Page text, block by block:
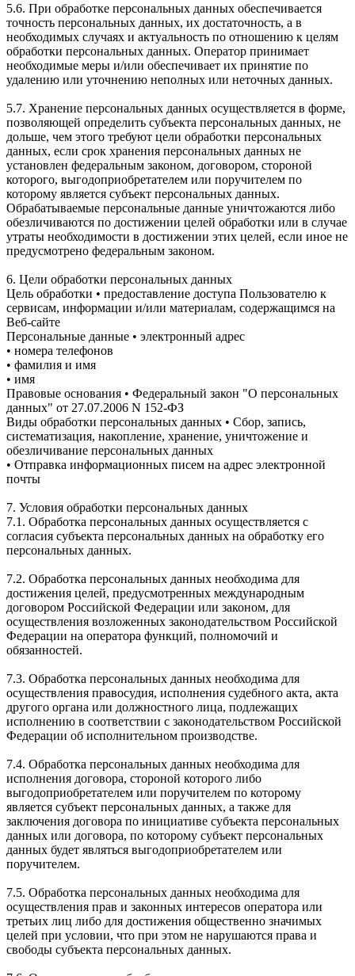
5.6. При обработке персональных данных обеспечивается
точность персональных данных, их достаточность, а в
необходимых случаях и актуальность по отношению к целям
обработки персональных данных. Оператор принимает
необходимые меры и/или обеспечивает их принятие по
удалению или уточнению неполных или неточных данных.
5.7. Хранение персональных данных осуществляется в форме,
позволяющей определить субъекта персональных данных, не
дольше, чем этого требуют цели обработки персональных
данных, если срок хранения персональных данных не
установлен федеральным законом, договором, стороной
которого, выгодоприобретателем или поручителем по
которому является субъект персональных данных.
Обрабатываемые персональные данные уничтожаются либо
обезличиваются по достижении целей обработки или в случае
утраты необходимости в достижении этих целей, если иное не
предусмотрено федеральным законом.
6. Цели обработки персональных данных
Цель обработки • предоставление доступа Пользователю к
сервисам, информации и/или материалам, содержащимся на
Веб-сайте
Персональные данные • электронный адрес
• номера телефонов
• фамилия и имя
• имя
Правовые основания • Федеральный закон "О персональных
данных" от 27.07.2006 N 152-ФЗ
Виды обработки персональных данных • Сбор, запись,
систематизация, накопление, хранение, уничтожение и
обезличивание персональных данных
• Отправка информационных писем на адрес электронной
почты
7. Условия обработки персональных данных
7.1. Обработка персональных данных осуществляется с
согласия субъекта персональных данных на обработку его
персональных данных.
7.2. Обработка персональных данных необходима для
достижения целей, предусмотренных международным
договором Российской Федерации или законом, для
осуществления возложенных законодательством Российской
Федерации на оператора функций, полномочий и
обязанностей.
7.3. Обработка персональных данных необходима для
осуществления правосудия, исполнения судебного акта, акта
другого органа или должностного лица, подлежащих
исполнению в соответствии с законодательством Российской
Федерации об исполнительном производстве.
7.4. Обработка персональных данных необходима для
исполнения договора, стороной которого либо
выгодоприобретателем или поручителем по которому
является субъект персональных данных, а также для
заключения договора по инициативе субъекта персональных
данных или договора, по которому субъект персональных
данных будет являться выгодоприобретателем или
поручителем.
7.5. Обработка персональных данных необходима для
осуществления прав и законных интересов оператора или
третьих лиц либо для достижения общественно значимых
целей при условии, что при этом не нарушаются права и
свободы субъекта персональных данных.